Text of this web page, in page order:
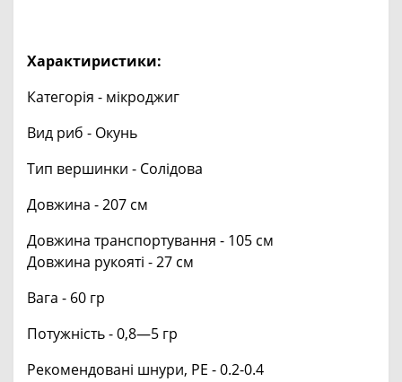
Характиристики:
Категорія - мікроджиг
Вид риб - Окунь
Тип вершинки - Солідова
Довжина - 207 см
Довжина транспортування - 105 см
Довжина рукояті - 27 см
Вага - 60 гр
Потужність - 0,8—5 гр
Рекомендовані шнури, РЕ - 0.2-0.4